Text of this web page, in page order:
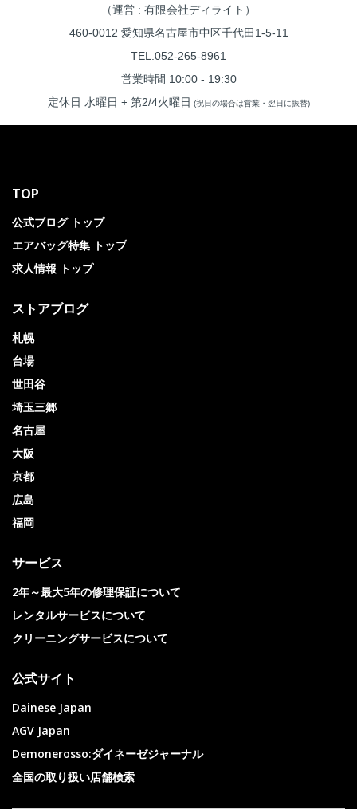
（運営 : 有限会社ディライト）
460-0012 愛知県名古屋市中区千代田1-5-11
TEL.052-265-8961
営業時間 10:00 - 19:30
定休日 水曜日 + 第2/4火曜日 (祝日の場合は営業・翌日に振替)
TOP
公式ブログ トップ
エアバッグ特集 トップ
求人情報 トップ
ストアブログ
札幌
台場
世田谷
埼玉三郷
名古屋
大阪
京都
広島
福岡
サービス
2年～最大5年の修理保証について
レンタルサービスについて
クリーニングサービスについて
公式サイト
Dainese Japan
AGV Japan
Demonerosso:ダイネーゼジャーナル
全国の取り扱い店舗検索